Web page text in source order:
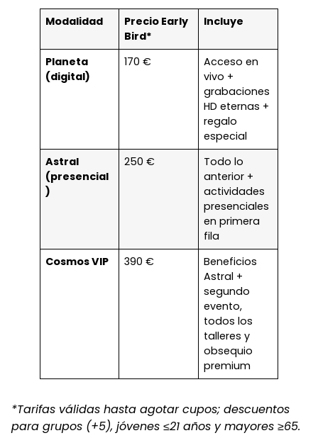
Modalidad
Precio Early
Bird*
Incluye
Planeta
(digital)
170 €
Acceso en
vivo +
grabaciones
HD eternas +
regalo
especial
Astral
(presencial
)
250 €
Todo lo
anterior +
actividades
presenciales
en primera
fila
Cosmos VIP
390 €
Beneficios
Astral +
segundo
evento,
todos los
talleres y
obsequio
premium
*Tarifas válidas hasta agotar cupos; descuentos
para grupos (+5), jóvenes ≤21 años y mayores ≥65.